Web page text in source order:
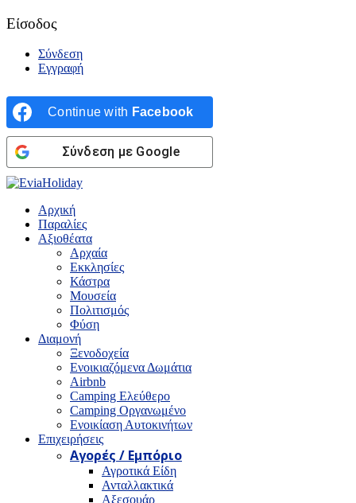
Είσοδος
Σύνδεση
Εγγραφή
Continue with Facebook
Σύνδεση με Google
Αρχική
Παραλίες
Αξιοθέατα
Αρχαία
Εκκλησίες
Κάστρα
Μουσεία
Πολιτισμός
Φύση
Διαμονή
Ξενοδοχεία
Ενοικιαζόμενα Δωμάτια
Airbnb
Camping Ελεύθερο
Camping Οργανωμένο
Ενοικίαση Αυτοκινήτων
Επιχειρήσεις
Αγορές / Εμπόριο
Αγροτικά Είδη
Ανταλλακτικά
Αξεσουάρ